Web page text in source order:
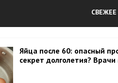
СВЕЖЕЕ
Яйца после 60: опасный
секрет долголетия?